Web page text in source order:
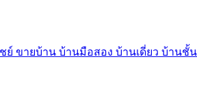
ขายบ้าน บ้านมือสอง บ้านเดี่ยว บ้านชั้